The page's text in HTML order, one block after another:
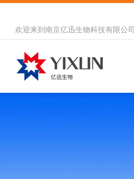
欢迎来到 南京亿迅生物科技有限公司